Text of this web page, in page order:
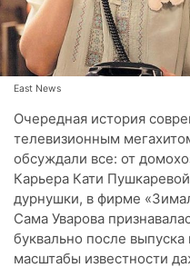
East News
Очередная история
телевизионным
обсуждали все: от
Карьера Кати
дурнушки, в фирме
Сама Уварова
буквально после
масштабы известности